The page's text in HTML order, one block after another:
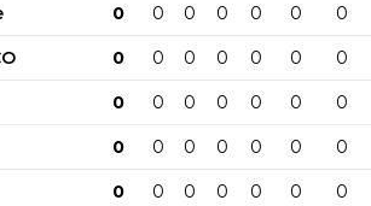
0 0 0 0 0 0 0
0 0 0 0 0 0 0
0 0 0 0 0 0 0
0 0 0 0 0 0 0
0 0 0 0 0 0 0